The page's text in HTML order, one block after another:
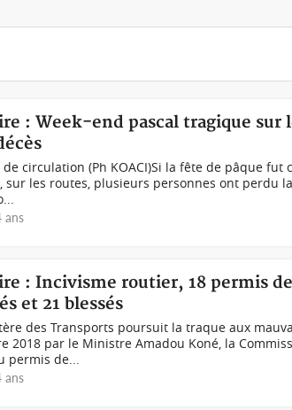
: Week-end pascal tragique sur
circulation (Ph KOACI)Si la fête de pâque
sur les routes, plusieurs personnes ont perdu
ans
: Incivisme routier, 18 permis
et 21 blessés
des Transports poursuit la traque aux
2018 par le Ministre Amadou Koné, la
permis de...
ans